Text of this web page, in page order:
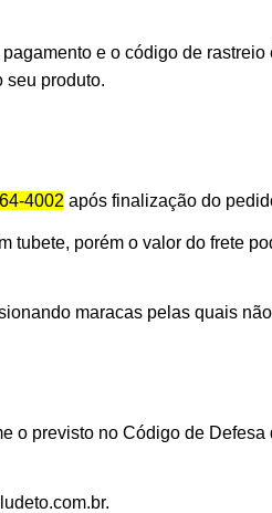
e o código de
seu produto.
4002 após finalização do
porém o valor do frete
maracas pelas quais
o previsto no Código de